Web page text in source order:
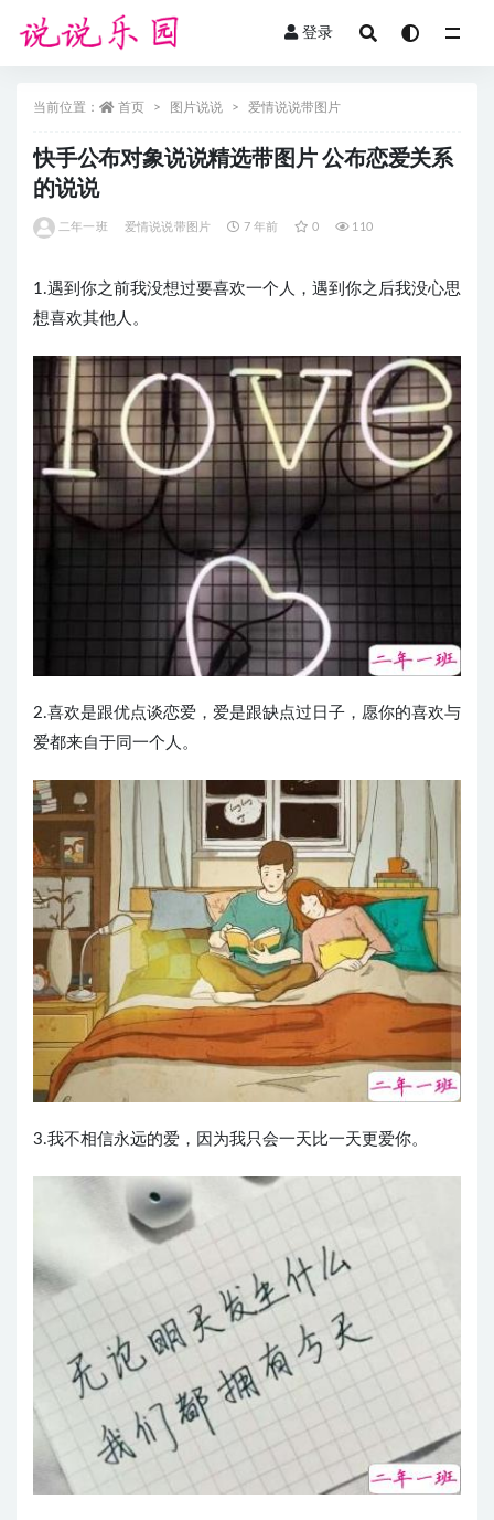
登录
当前位置： 首页 图片说说 爱情说说带图片
快手公布对象说说精选带图片 公布恋爱关系
的说说
二年一班 爱情说说带图片 7 年前 0 110
1.遇到你之前我没想过要喜欢一个人，遇到你之后我没心思
想喜欢其他人。
2.喜欢是跟优点谈恋爱，爱是跟缺点过日子，愿你的喜欢与
爱都来自于同一个人。
3.我不相信永远的爱，因为我只会一天比一天更爱你。